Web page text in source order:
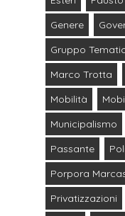
Genere
Gruppo
Marco Trotta
Mobilità
Municipalismo
Passante
Porpora
Privatizzazioni